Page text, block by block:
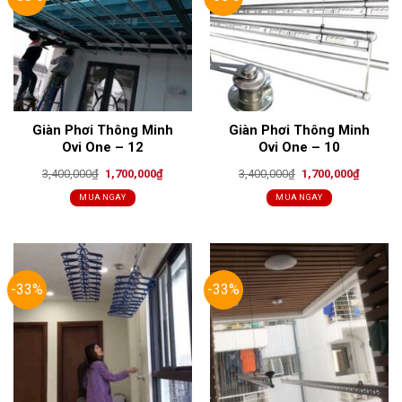
Giàn Phơi Thông Minh
Ovi One – 12
3,400,000₫ Original
was:
3,400,000₫.
1,700,000₫Current
price
MUA NGAY
Giàn Phơi Thông Minh
Ovi One – 10
3,400,000₫ Original
was:
3,400,000₫.
1,700,000₫Current
price
MUA NGAY
-33% -33%